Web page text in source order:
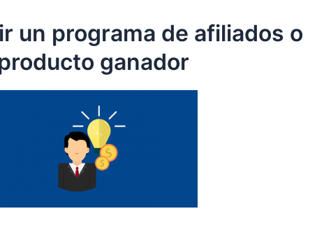
un programa de afiliados o
ganador